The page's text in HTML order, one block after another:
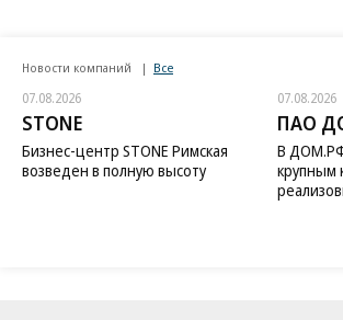
Новости компаний Все
07.08.2026
STONE
Бизнес-центр STONE Римская
возведен в полную высоту
07.08.2026
ПАО
В ДОМ.РФ
крупным